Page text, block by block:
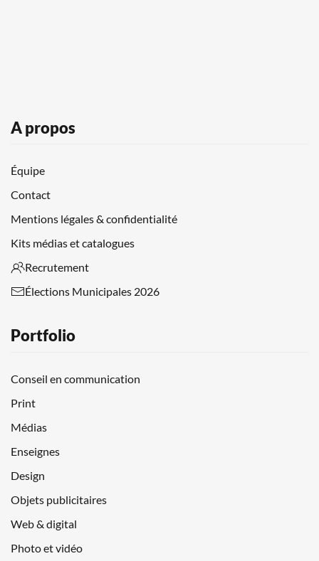
A propos
Équipe
Contact
Mentions légales & confidentialité
Kits médias et catalogues
Recrutement
Élections Municipales 2026
Portfolio
Conseil en communication
Print
Médias
Enseignes
Design
Objets publicitaires
Web & digital
Photo et vidéo